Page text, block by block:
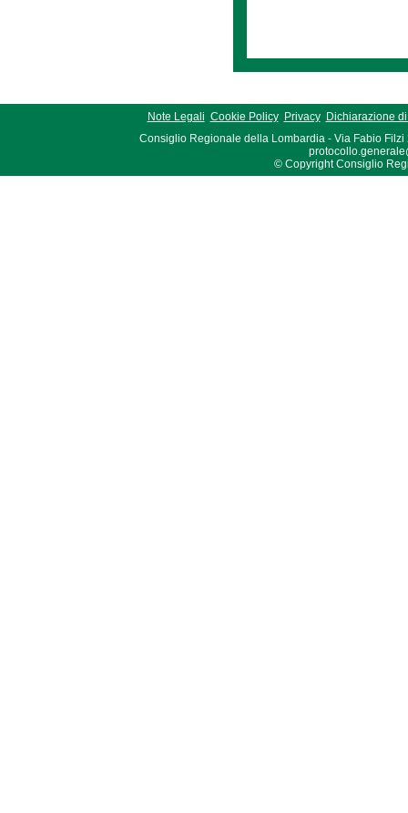
Note Legali Cookie Policy Privacy
Dichiarazione
Consiglio Regionale della Lombardia - Via Fabio Filzi
© Copyright Consiglio